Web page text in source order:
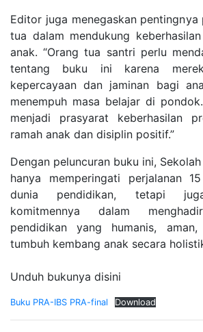
Editor juga menegaskan
tua dalam mendukung
anak. “Orang tua santri perlu
tentang buku ini karena
kepercayaan dan jaminan bagi
menempuh masa belajar di
menjadi prasyarat keberhasilan
ramah anak dan disiplin positif.”
Dengan peluncuran buku ini,
hanya memperingati perjalanan
dunia pendidikan, tetapi
komitmennya dalam
pendidikan yang humanis,
tumbuh kembang anak secara
Unduh bukunya disini
Buku PRA-IBS PRA-final Download